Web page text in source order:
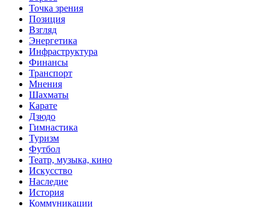
Точка зрения
Позиция
Взгляд
Энергетика
Инфраструктура
Финансы
Транспорт
Мнения
Шахматы
Карате
Дзюдо
Гимнастика
Туризм
Футбол
Театр, музыка, кино
Искусство
Наследие
История
Коммуникации